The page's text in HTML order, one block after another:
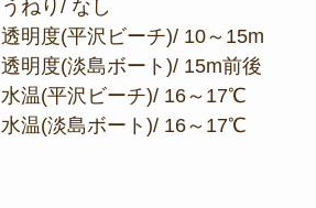
うねり/ なし
透明度(平沢ビーチ)/ 10～15m
透明度(淡島ボート)/ 15m前後
水温(平沢ビーチ)/ 16～17℃
水温(淡島ボート)/ 16～17℃